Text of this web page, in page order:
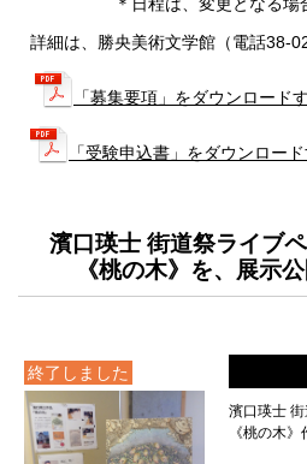
詳細は、勝央美術文学館（電話38-
「募集要項」をダウンロード
「受験申込書」をダウンロー
濱口瑛士 街道祭ライブ
《桃の木》を、展示
終了しました
濱口瑛士
《桃の木